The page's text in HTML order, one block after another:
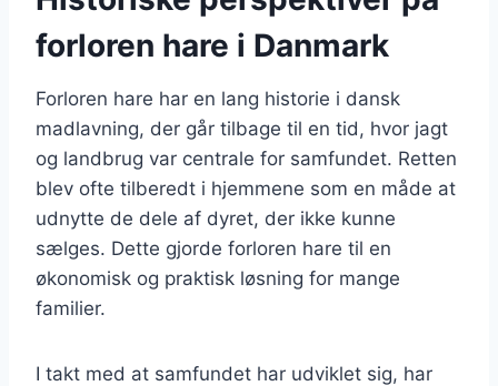
forloren hare i Danmark
Forloren hare har en lang historie i dansk
madlavning, der går tilbage til en tid, hvor jagt
og landbrug var centrale for samfundet. Retten
blev ofte tilberedt i hjemmene som en måde at
udnytte de dele af dyret, der ikke kunne
sælges. Dette gjorde forloren hare til en
økonomisk og praktisk løsning for mange
familier.
I takt med at samfundet har udviklet sig, har